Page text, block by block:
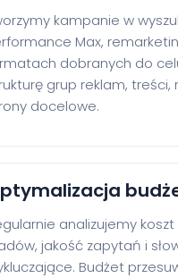
kampanie w
Max,
dobranych do
grup reklam, treści,
docelowe.
analizujemy koszt
jakość zapytań i
Budżet